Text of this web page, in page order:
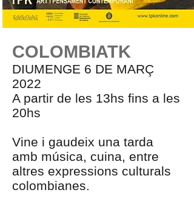
COLOMBIATK
DIUMENGE 6 DE MARÇ
2022
A partir de les 13hs fins a les
20hs
Vine i gaudeix una tarda
amb música, cuina, entre
altres expressions culturals
colombianes.